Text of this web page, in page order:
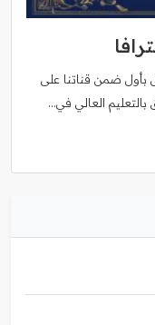
بأول ضمن قناتنا على
بالتعليم العالي في…